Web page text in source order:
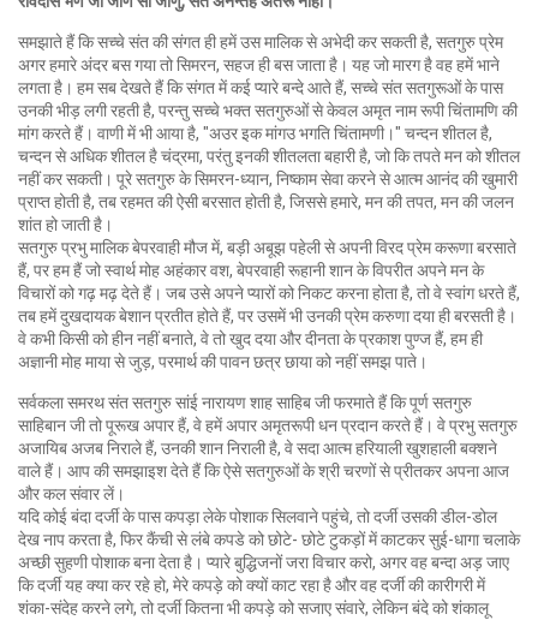
समझाते हैं कि सच्चे संत की संगत ही हमें उस मालिक से अभेदी कर सकती है, सतगुरु प्रेम
अगर हमारे अंदर बस गया तो सिमरन, सहज ही बस जाता है। यह जो मारग है वह हमें भाने
लगता है। हम सब देखते हैं कि संगत में कई प्यारे बन्दे आते हैं, सच्चे संत सतगुरूओं के पास
उनकी भीड़ लगी रहती है, परन्तु सच्चे भक्त सतगुरुओं से केवल अमृत नाम रूपी चिंतामणि की
मांग करते हैं। वाणी में भी आया है, "अउर इक मांगउ भगति चिंतामणी।" चन्दन शीतल है,
चन्दन से अधिक शीतल है चंद्रमा, परंतु इनकी शीतलता बहारी है, जो कि तपते मन को शीतल
नहीं कर सकती। पूरे सतगुरु के सिमरन-ध्यान, निष्काम सेवा करने से आत्म आनंद की खुमारी
प्राप्त होती है, तब रहमत की ऐसी बरसात होती है, जिससे हमारे, मन की तपत, मन की जलन
शांत हो जाती है।
सतगुरु प्रभु मालिक बेपरवाही मौज में, बड़ी अबूझ पहेली से अपनी विरद प्रेम करूणा बरसाते
हैं, पर हम हैं जो स्वार्थ मोह अहंकार वश, बेपरवाही रूहानी शान के विपरीत अपने मन के
विचारों को गढ़ मढ़ देते हैं। जब उसे अपने प्यारों को निकट करना होता है, तो वे स्वांग धरते हैं,
तब हमें दुखदायक बेशान प्रतीत होते हैं, पर उसमें भी उनकी प्रेम करुणा दया ही बरसती है।
वे कभी किसी को हीन नहीं बनाते, वे तो खुद दया और दीनता के प्रकाश पुण्ज हैं, हम ही
अज्ञानी मोह माया से जुड़, परमार्थ की पावन छत्र छाया को नहीं समझ पाते।
सर्वकला समरथ संत सतगुरु सांई नारायण शाह साहिब जी फरमाते हैं कि पूर्ण सतगुरु
साहिबान जी तो पूरूख अपार हैं, वे हमें अपार अमृतरूपी धन प्रदान करते हैं। वे प्रभु सतगुरु
अजायिब अजब निराले हैं, उनकी शान निराली है, वे सदा आत्म हरियाली खुशहाली बक्शने
वाले हैं। आप की समझाइश देते हैं कि ऐसे सतगुरुओं के श्री चरणों से प्रीतकर अपना आज
और कल संवार लें।
यदि कोई बंदा दर्जी के पास कपड़ा लेके पोशाक सिलवाने पहुंचे, तो दर्जी उसकी डील-डोल
देख नाप करता है, फिर कैंची से लंबे कपडे को छोटे- छोटे टुकड़ों में काटकर सुई-धागा चलाके
अच्छी सुहणी पोशाक बना देता है। प्यारे बुद्धिजनों जरा विचार करो, अगर वह बन्दा अड़ जाए
कि दर्जी यह क्या कर रहे हो, मेरे कपड़े को क्यों काट रहा है और वह दर्जी की कारीगरी में
शंका-संदेह करने लगे, तो दर्जी कितना भी कपड़े को सजाए संवारे, लेकिन बंदे को शंकालू